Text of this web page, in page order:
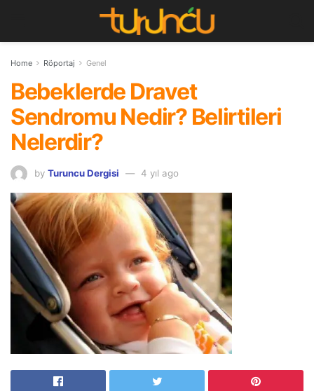
Home Röportaj Genel
Bebeklerde Dravet
Sendromu Nedir? Belirtileri
Nelerdir?
by Turuncu Dergisi 4 yıl ago